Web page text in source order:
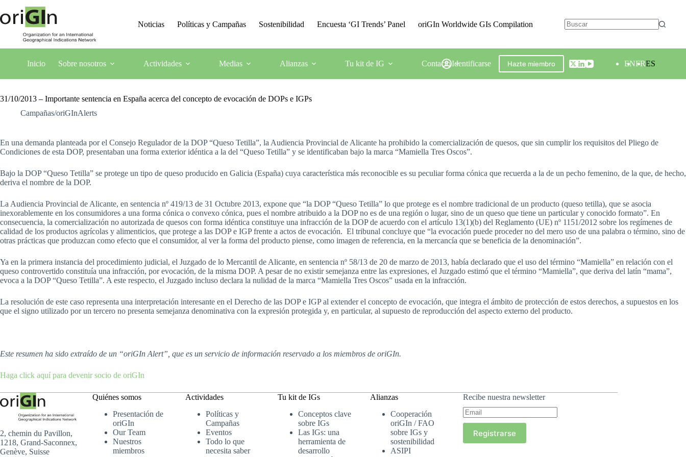
Noticias Políticas y Campañas Sostenibilidad Encuesta ‘GI Trends’ Panel oriGIn Worldwide GIs Compilation
Inicio Sobre nosotros Actividades Medias Alianzas Tu kit de IG ContactoIdentificarse Hazte miembro ENFRES
31/10/2013 – Importante sentencia en España acerca del concepto de evocación de DOPs e IGPs
Campañas/oriGInAlerts
En una demanda planteada por el Consejo Regulador de la DOP “Queso Tetilla”, la Audiencia Provincial de Alicante ha prohibido la comercialización de quesos, que sin cumplir los requisitos del Pliego de
Condiciones de esta DOP, presentaban una forma exterior idéntica a la del “Queso Tetilla” y se identificaban bajo la marca “Mamiella Tres Oscos”.
Bajo la DOP “Queso Tetilla” se protege un tipo de queso producido en Galicia (España) cuya característica más reconocible es su peculiar forma cónica que recuerda a la de un pecho femenino, de la que, de hecho,
deriva el nombre de la DOP.
La Audiencia Provincial de Alicante, en sentencia nº 419/13 de 31 Octubre 2013, expone que “la DOP “Queso Tetilla” lo que protege es el nombre tradicional de un producto (queso tetilla), que se asocia
inexorablemente en los consumidores a una forma cónica o convexo cónica, pues el nombre atribuido a la DOP no es de una región o lugar, sino de un queso que tiene un particular y conocido formato”. En
consecuencia, la comercialización no autorizada de quesos con forma idéntica constituye una infracción de la DOP de acuerdo con el artículo 13(1)(b) del Reglamento (UE) nº 1151/2012 sobre los regímenes de
calidad de los productos agrícolas y alimenticios, que protege a las DOP e IGP frente a actos de evocación. El tribunal concluye que “la evocación puede proceder no del mero uso de una palabra o término, sino de
otras prácticas que produzcan como efecto que el consumidor, al ver la forma del producto piense, como imagen de referencia, en la mercancía que se beneficia de la denominación”.
Ya en la primera instancia del procedimiento judicial, el Juzgado de lo Mercantil de Alicante, en sentencia nº 58/13 de 20 de marzo de 2013, había declarado que el uso del término “Mamiella” en relación con el
queso controvertido constituía una infracción, por evocación, de la misma DOP. A pesar de no existir semejanza entre las expresiones, el Juzgado estimó que el término “Mamiella”, que deriva del latín “mama”,
evoca a la DOP “Queso Tetilla”. A este respecto, el Juzgado incluso declara la nulidad de la marca “Mamiella Tres Oscos” usada en la infracción.
La resolución de este caso representa una interpretación interesante en el Derecho de las DOP e IGP al extender el concepto de evocación, que integra el ámbito de protección de estos derechos, a supuestos en los
que el signo utilizado por un tercero no presenta semejanza denominativa con la expresión protegida y, en particular, al supuesto de reproducción del aspecto externo del producto.
Este resumen ha sido extraído de un “oriGIn Alert”, que es un servicio de información reservado a los miembros de oriGIn.
Haga click aquí para devenir socio de oriGIn
2, chemin du Pavillon,
1218, Grand-Saconnex,
Genève, Suisse
Quiénes somos
Presentación de
oriGIn
Our Team
Nuestros
miembros
Actividades
Políticas y
Campañas
Eventos
Todo lo que
necesita saber
Tu kit de IGs
Conceptos clave
sobre IGs
Las IGs: una
herramienta de
desarrollo
Alianzas
Cooperación
oriGIn / FAO
sobre IGs y
sostenibilidad
ASIPI
Recibe nuestra newsletter
Registrarse